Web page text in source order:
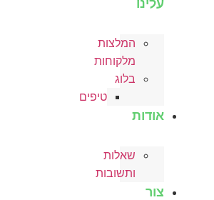
עלינו
המלצות
מלקוחות
בלוג
טיפים
אודות
שאלות
ותשובות
צור